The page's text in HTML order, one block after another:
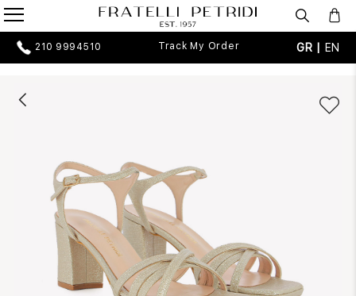
210 9994510 Track My Order GR | EN